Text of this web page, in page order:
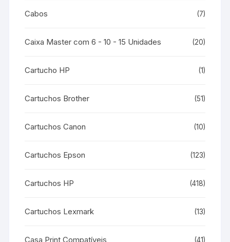
Cabos (7)
Caixa Master com 6 - 10 - 15 Unidades (20)
Cartucho HP (1)
Cartuchos Brother (51)
Cartuchos Canon (10)
Cartuchos Epson (123)
Cartuchos HP (418)
Cartuchos Lexmark (13)
Casa Print Compatíveis (41)